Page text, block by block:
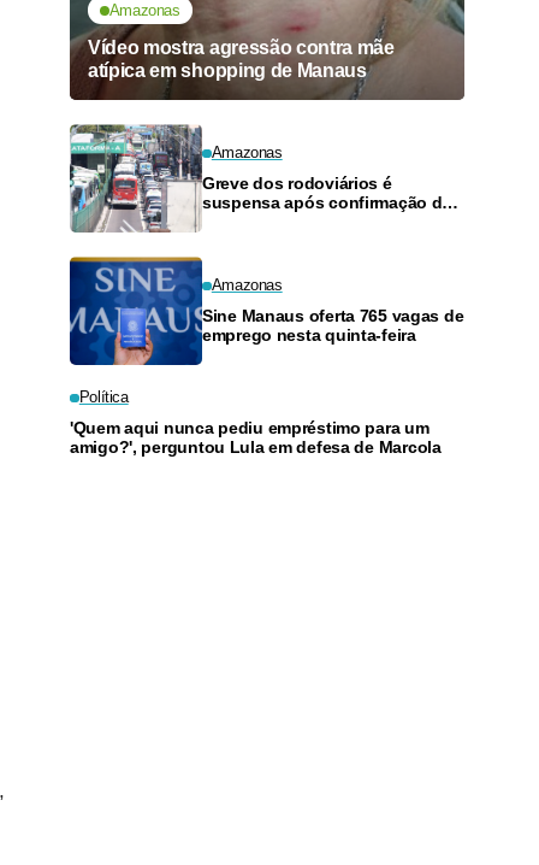
Amazonas
Vídeo mostra agressão contra mãe
atípica em shopping de Manaus
Amazonas
Greve dos rodoviários é
suspensa após confirmação de
Amazonas
Sine Manaus oferta 765 vagas de
emprego nesta quinta-feira
Política
'Quem aqui nunca pediu empréstimo para um
amigo?', perguntou Lula em defesa de Marcola